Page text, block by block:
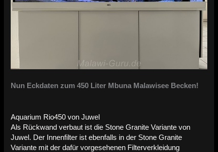
Nun Eckdaten zum 450 Liter Mbuna Malawisee Becken!
Aquarium Rio450 von Juwel
Als Rückwand verbaut ist die Stone Granite Variante von
Juwel. Der Innenfilter ist ebenfalls in der Stone Granite
Variante mit der dafür vorgesehenen Filterverkleidung